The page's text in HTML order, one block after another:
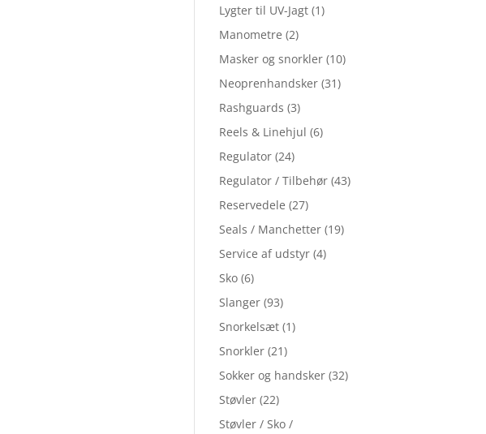
Lygter til UV-Jagt (1)
Manometre (2)
Masker og snorkler (10)
Neoprenhandsker (31)
Rashguards (3)
Reels & Linehjul (6)
Regulator (24)
Regulator / Tilbehør (43)
Reservedele (27)
Seals / Manchetter (19)
Service af udstyr (4)
Sko (6)
Slanger (93)
Snorkelsæt (1)
Snorkler (21)
Sokker og handsker (32)
Støvler (22)
Støvler / Sko /